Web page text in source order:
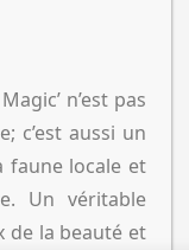
n’est pas
c’est aussi un
faune locale et
Un véritable
de la beauté et